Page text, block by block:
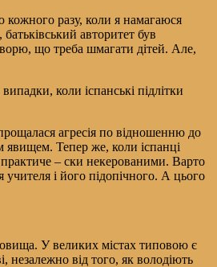
разу, коли я намагаюся
авторитет був
що треба шмагати дітей. Але,
коли іспанські підлітки
агресія по відношенню до
явищем. Тепер же, коли іспанці
– ски некерованими. Варто
і його підопічного. А цього
У великих містах типовою є
незалежно від того, як володіють